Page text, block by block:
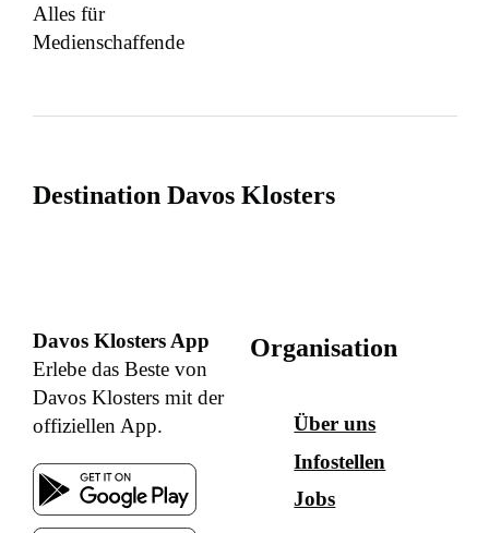
Alles für
Medienschaffende
Destination Davos Klosters
Davos Klosters App
Erlebe das Beste von
Davos Klosters mit der
offiziellen App.
Organisation
Über uns
Infostellen
Jobs